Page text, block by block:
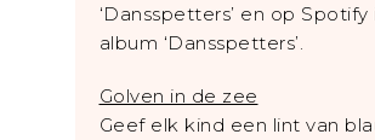
‘Dansspetters’ en op
album ‘Dansspetters’.
Golven in de zee
Geef elk kind een lint van